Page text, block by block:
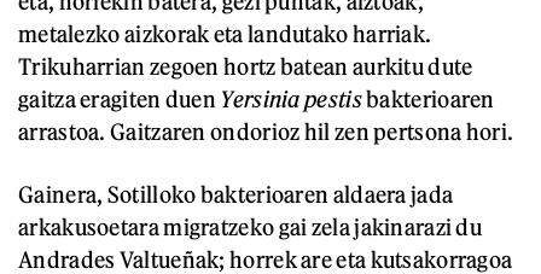
metalezko aizkorak eta landutako harriak.
Trikuharrian zegoen hortz batean aurkitu dute
gaitza eragiten duen Yersinia pestisbakterioaren
arrastoa. Gaitzaren ondorioz hil zen pertsona hori.
Gainera, Sotilloko bakterioaren aldaera jada
arkakusoetara migratzeko gai zela jakinarazi du
Andrades Valtueñak; horrek are eta kutsakorragoa